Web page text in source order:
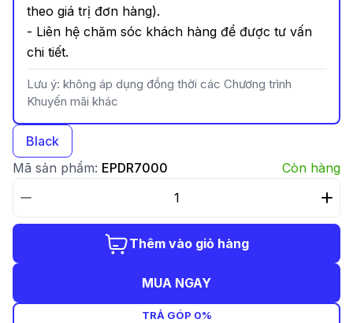
theo giá trị đơn hàng).
- Liên hệ chăm sóc khách hàng để được tư vấn
chi tiết.
Lưu ý: không áp dụng đồng thời các Chương trình
Khuyến mãi khác
Black
Mã sản phẩm: EPDR7000 Còn hàng
Thêm vào giỏ hàng
MUA NGAY
TRẢ GÓP 0%